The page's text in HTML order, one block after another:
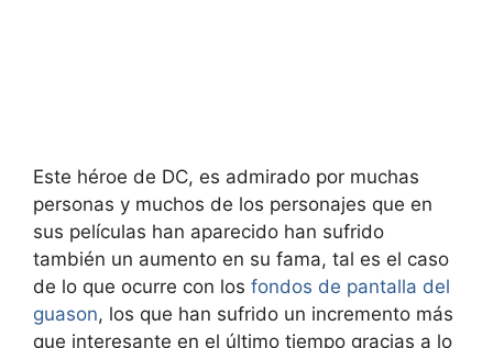
Este héroe de DC, es admirado por muchas
personas y muchos de los personajes que en
sus películas han aparecido han sufrido
también un aumento en su fama, tal es el caso
de lo que ocurre con los fondos de pantalla del
guason, los que han sufrido un incremento más
que interesante en el último tiempo gracias a lo